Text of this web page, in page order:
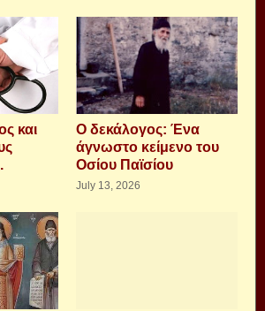
και
Ο δεκάλογος: Ένα
άγνωστο κείμενο του
Οσίου Παϊσίου
July 13, 2026